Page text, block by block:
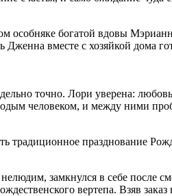
особняке богатой вдовы
вместе с хозяйкой дома
точно. Лори уверена:
человеком, и между ними
традиционное празднование
замкнулся в себе после
вертепа. Взяв